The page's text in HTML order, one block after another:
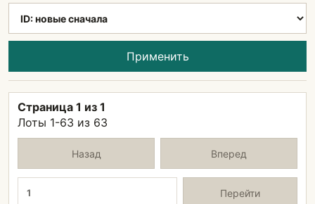
Применить
Страница 1 из 1
Лоты 1-63 из 63
Назад Вперед
Перейти